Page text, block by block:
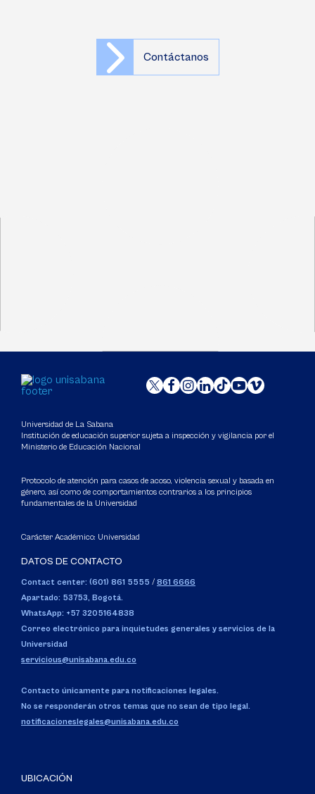
Contáctanos
Universidad de La Sabana
Institución de educación superior sujeta a inspección y vigilancia por el
Ministerio de Educación Nacional
Protocolo de atención para casos de acoso, violencia sexual y basada en
género, así como de comportamientos contrarios a los principios
fundamentales de la Universidad
Carácter Académico: Universidad
DATOS DE CONTACTO
Contact center: (601) 861 5555 / 861 6666
Apartado: 53753, Bogotá.
WhatsApp: +57 3205164838
Correo electrónico para inquietudes generales y servicios de la
Universidad
servicious@unisabana.edu.co
Contacto únicamente para notificaciones legales.
No se responderán otros temas que no sean de tipo legal.
notificacioneslegales@unisabana.edu.co
UBICACIÓN